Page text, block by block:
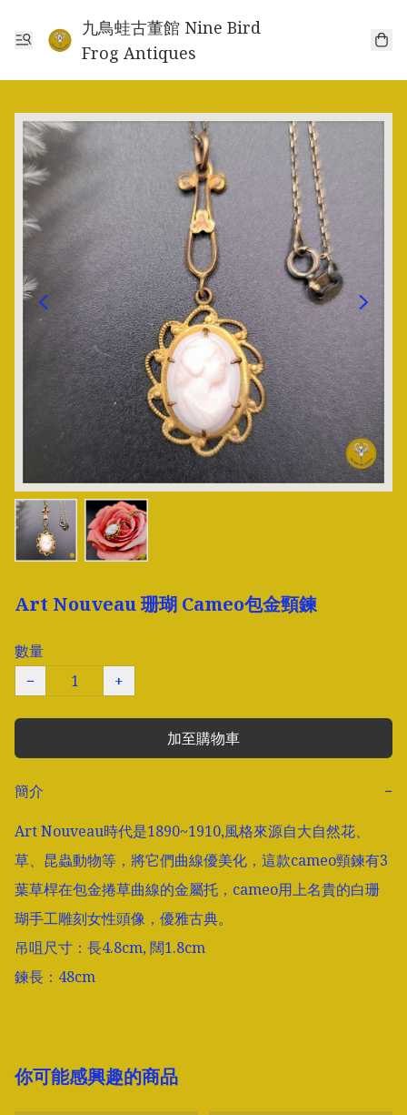
九鳥蛙古董館 Nine Bird
Frog Antiques
Art Nouveau 珊瑚 Cameo包金頸鍊
數量
−
+
加至購物車
簡介
−
Art Nouveau時代是1890~1910,風格來源自大自然花、
草、昆蟲動物等，將它們曲線優美化，這款cameo頸鍊有3
葉草桿在包金捲草曲線的金屬托，cameo用上名貴的白珊
瑚手工雕刻女性頭像，優雅古典。
吊咀尺寸：長4.8cm, 闊1.8cm
鍊長：48cm
你可能感興趣的商品